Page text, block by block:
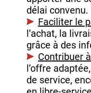
délai convenu.
Faciliter le
l’achat, la
grâce à des
Contribuer
l’offre
de service,